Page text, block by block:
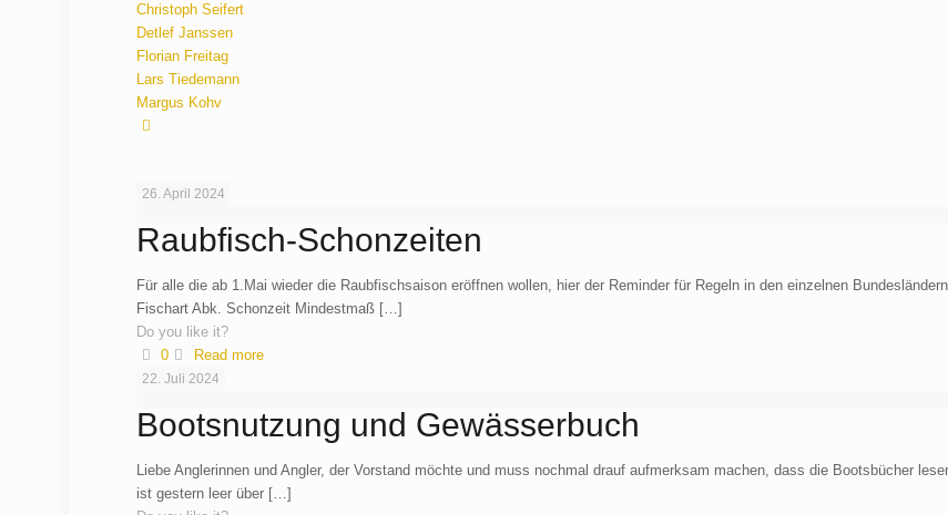
Christoph Seifert
Detlef Janssen
Florian Freitag
Lars Tiedemann
Margus Kohv
26. April 2024
Raubfisch-Schonzeiten
Für alle die ab 1.Mai wieder die Raubfischsaison eröffnen wollen, hier der Reminder für Regeln in den einzelnen
Fischart Abk. Schonzeit Mindestmaß […]
Do you like it?
0
Read more
22. Juli 2024
Bootsnutzung und Gewässerbuch
Liebe Anglerinnen und Angler, der Vorstand möchte und muss nochmal drauf aufmerksam machen, dass die Bootsbücher
ist gestern leer über […]